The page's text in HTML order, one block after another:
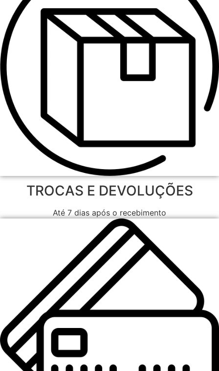
TROCAS E DEVOLUÇÕES
Até 7 dias após o recebimento